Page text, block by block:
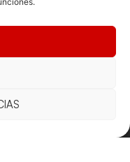
932 684 177
i condicions